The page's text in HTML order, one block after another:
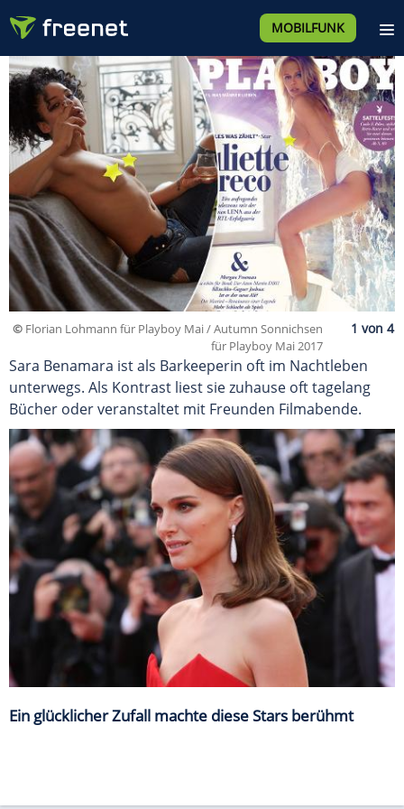
MOBILFUNK
© Florian Lohmann für Playboy Mai / Autumn Sonnichsen
für Playboy Mai 2017
Sara Benamara ist als Barkeeperin oft im Nachtleben
unterwegs. Als Kontrast liest sie zuhause oft tagelang
Bücher oder veranstaltet mit Freunden Filmabende.
Ein glücklicher Zufall machte diese Stars berühmt